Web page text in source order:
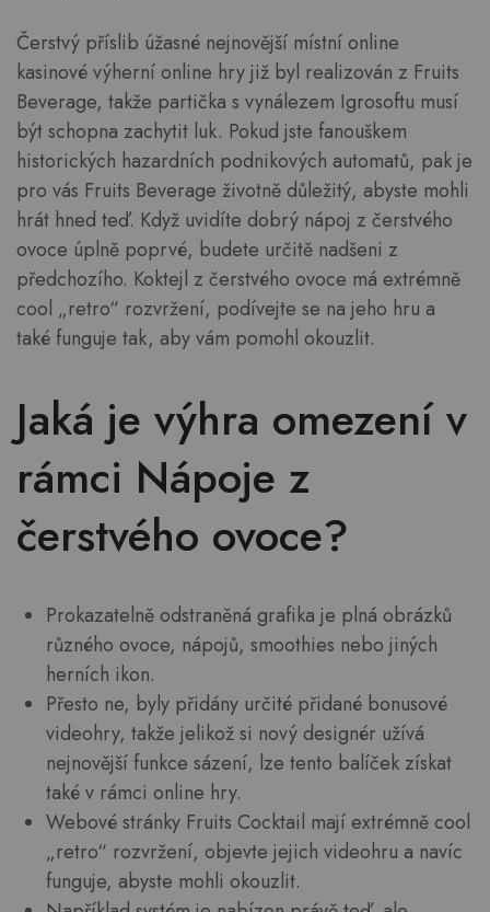
Čerstvý příslib úžasné nejnovější místní online
kasinové výherní online hry již byl realizován z Fruits
Beverage, takže partička s vynálezem Igrosoftu musí
být schopna zachytit luk. Pokud jste fanouškem
historických hazardních podnikových automatů, pak je
pro vás Fruits Beverage životně důležitý, abyste mohli
hrát hned teď. Když uvidíte dobrý nápoj z čerstvého
ovoce úplně poprvé, budete určitě nadšeni z
předchozího. Koktejl z čerstvého ovoce má extrémně
cool „retro“ rozvržení, podívejte se na jeho hru a
také funguje tak, aby vám pomohl okouzlit.
Jaká je výhra omezení v
rámci Nápoje z
čerstvého ovoce?
Prokazatelně odstraněná grafika je plná obrázků
různého ovoce, nápojů, smoothies nebo jiných
herních ikon.
Přesto ne, byly přidány určité přidané bonusové
videohry, takže jelikož si nový designér užívá
nejnovější funkce sázení, lze tento balíček získat
také v rámci online hry.
Webové stránky Fruits Cocktail mají extrémně cool
„retro“ rozvržení, objevte jejich videohru a navíc
funguje, abyste mohli okouzlit.